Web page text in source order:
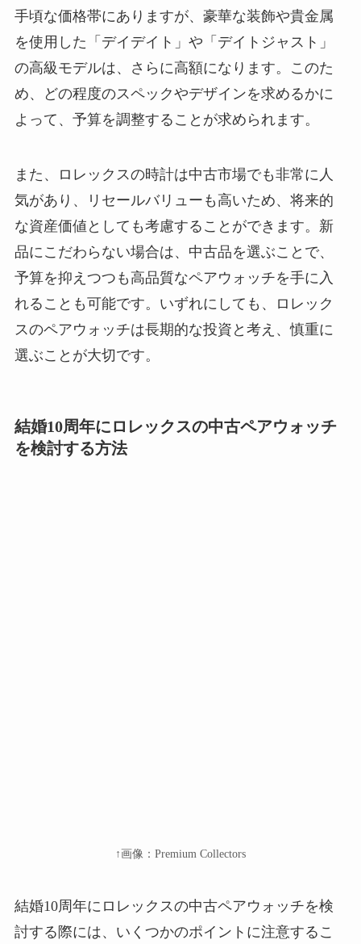
手頃な価格帯にありますが、豪華な装飾や貴金属
を使用した「デイデイト」や「デイトジャスト」
の高級モデルは、さらに高額になります。このた
め、どの程度のスペックやデザインを求めるかに
よって、予算を調整することが求められます。
また、ロレックスの時計は中古市場でも非常に人
気があり、リセールバリューも高いため、将来的
な資産価値としても考慮することができます。新
品にこだわらない場合は、中古品を選ぶことで、
予算を抑えつつも高品質なペアウォッチを手に入
れることも可能です。いずれにしても、ロレック
スのペアウォッチは長期的な投資と考え、慎重に
選ぶことが大切です。
結婚10周年にロレックスの中古ペアウォッチ
を検討する方法
↑画像：Premium Collectors
結婚10周年にロレックスの中古ペアウォッチを検
討する際には、いくつかのポイントに注意するこ